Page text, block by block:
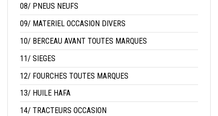
08/ PNEUS NEUFS
09/ MATERIEL OCCASION DIVERS
10/ BERCEAU AVANT TOUTES MARQUES
11/ SIEGES
12/ FOURCHES TOUTES MARQUES
13/ HUILE HAFA
14/ TRACTEURS OCCASION